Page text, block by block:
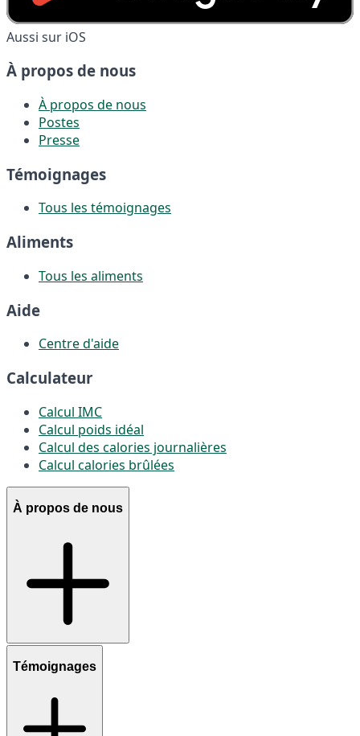
Aussi sur iOS
À propos de nous
À propos de nous
Postes
Presse
Témoignages
Tous les témoignages
Aliments
Tous les aliments
Aide
Centre d'aide
Calculateur
Calcul IMC
Calcul poids idéal
Calcul des calories journalières
Calcul calories brûlées
À propos de nous
Témoignages